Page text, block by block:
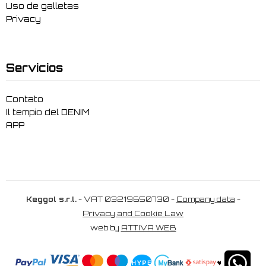
Uso de galletas
Privacy
Servicios
Contato
Il tempio del DENIM
APP
Keggol s.r.l.- VAT 03219650730 - Company data -
Privacy and Cookie Law
web by ATTIVA WEB